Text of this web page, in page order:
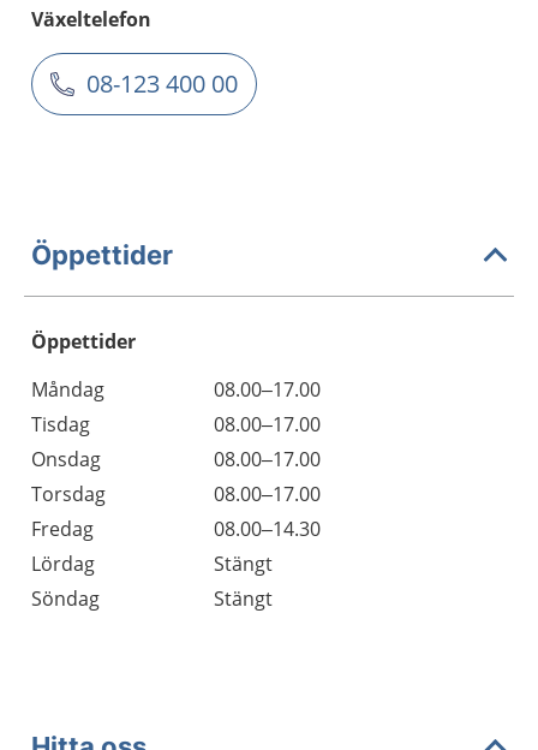
Växeltelefon
08-123 400 00
Öppettider
Öppettider
Dag
Öppettider
Kommentarer
Måndag
08.00–17.00
Tisdag
08.00–17.00
Onsdag
08.00–17.00
Torsdag
08.00–17.00
Fredag
08.00–14.30
Lördag
Stängt
Söndag
Stängt